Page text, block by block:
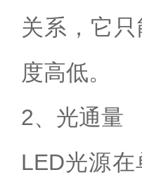
关系，它
度高低。
2、光通量
LED光源